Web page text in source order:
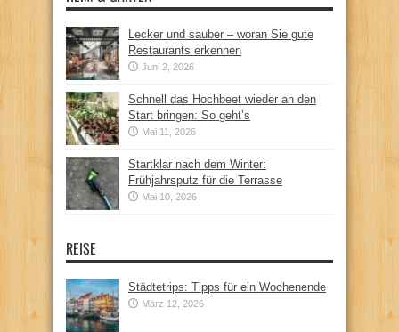
Lecker und sauber – woran Sie gute
Restaurants erkennen
Juni 2, 2026
Schnell das Hochbeet wieder an den
Start bringen: So geht’s
Mai 11, 2026
Startklar nach dem Winter:
Frühjahrsputz für die Terrasse
Mai 10, 2026
REISE
Städtetrips: Tipps für ein Wochenende
März 12, 2026